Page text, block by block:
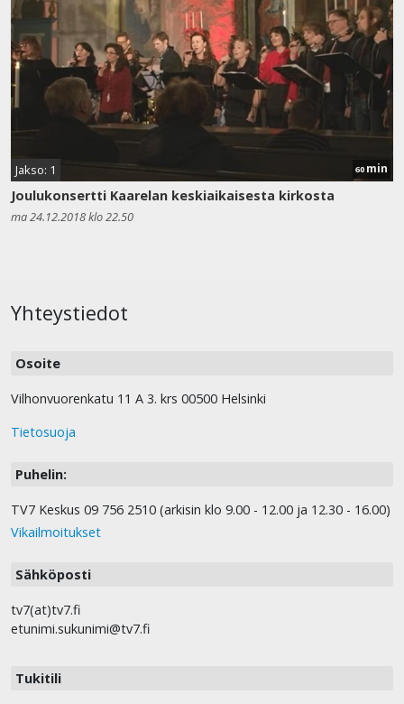
Jakso: 1 60 min
Joulukonsertti Kaarelan keskiaikaisesta kirkosta
ma 24.12.2018 klo 22.50
Yhteystiedot
Osoite
Vilhonvuorenkatu 11 A 3. krs 00500 Helsinki
Tietosuoja
Puhelin:
TV7 Keskus 09 756 2510 (arkisin klo 9.00 - 12.00 ja 12.30 - 16.00)
Vikailmoitukset
Sähköposti
tv7(at)tv7.fi
etunimi.sukunimi@tv7.fi
Tukitili